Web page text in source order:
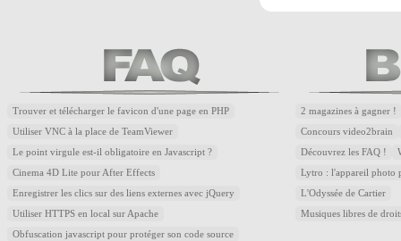
Trouver et télécharger le favicon d'une page en PHP
Utiliser VNC à la place de TeamViewer
Le point virgule est-il obligatoire en Javascript ?
Cinema 4D Lite pour After Effects
Enregistrer les clics sur des liens externes avec jQuery
Utiliser HTTPS en local sur Apache
Obfuscation javascript pour protéger son code source
2 magazines à gagner !
Concours video2brain
Découvrez les FAQ !
Lytro : l'appareil photo
L'Odyssée de Cartier
Musiques libres de